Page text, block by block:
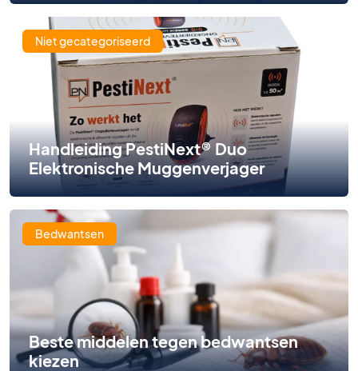
Niet gecategoriseerd
Handleiding PestiNext® Duo
Elektronische Muggenverjager
Bedwantsen
Beste middelen tegen bedwantsen
kiezen